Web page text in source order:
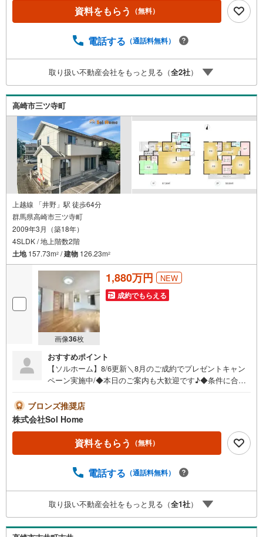
時間はお電話が繋がりやすくなっております。ぜひお気軽
にご連絡下さい！現地を見学される場合は「室内・現地を
だけますとスムーズにご案内が可能です。＝＝＝＝＝＝＝
資料をもらう （無料）
電話する （通話料無料）
取り扱い不動産会社をもっと見る（全2社）
高崎市三ツ寺町
上越線 「井野」駅 徒歩64分
群馬県高崎市三ツ寺町
2009年3月（築18年）
4SLDK / 地上階数2階
土地157.73m2 /建物 126.23m2
画像36枚
1,880万円 NEW
成約でもらえる
おすすめポイント
【ソルホーム】8/6更新＼8月のご成約でプレゼントキャン
ペーン実施中/◆本日のご案内も大歓迎です♪◆条件に合っ
欲しい、ローン相談をしたい、小さな疑問なども大歓迎で
す♪》＝＝＝＝＝＝＝＝＝＝＝＝＝＝＝＝＝＝＝＝＝＝＝
時間はお電話が繋がりやすくなっております。ぜひお気軽
にご連絡下さい！現地を見学される場合は「室内・現地を
だけますとスムーズにご案内が可能です。＝＝＝＝＝＝＝
ブロンズ推奨店
株式会社Sol Home
資料をもらう （無料）
電話する （通話料無料）
取り扱い不動産会社をもっと見る（全1社）